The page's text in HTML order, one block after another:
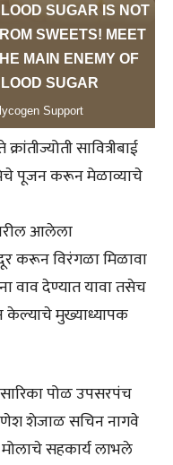
सावित्रीबाई
पूजन करून मेळाव्याचे
आलेला
करून विरंगळा मिळावा
वाव देण्यात यावा तसेच
केल्याचे मुख्याध्यापक
पोळ उपसरपंच
शेजाळ सचिन नागवे
सहकार्य लाभले